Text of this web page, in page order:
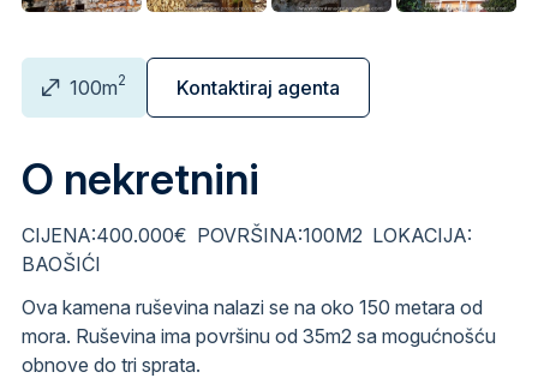
100m2 Kontaktiraj agenta
O nekretnini
CIJENA:400.000€ POVRŠINA:100M2 LOKACIJA:
BAOŠIĆI
Ova kamena ruševina nalazi se na oko 150 metara od
mora. Ruševina ima površinu od 35m2 sa mogućnošću
obnove do tri sprata.